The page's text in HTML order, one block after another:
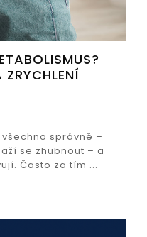
správně –
se zhubnout – a
Často za tím ...